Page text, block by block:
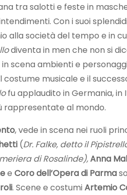
tra salotti e feste in
Con i suoi
alla società del tempo e in
diventa in men che non si
scena ambienti e
costume musicale e il
fu applaudito in Germania, in
rappresentate al mondo.
, vede in scena nei ruoli
(Dr. Falke, detto il
di Rosalinde),Anna
e Coro dell’Opera di Parma
. Scene e costumiArtemio